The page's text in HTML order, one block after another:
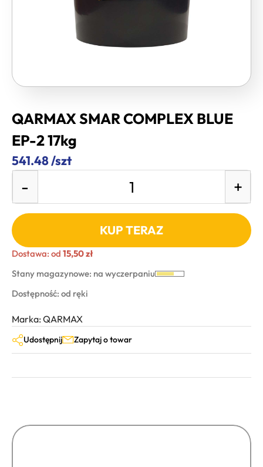
QARMAX SMAR COMPLEX BLUE
EP-2 17kg
541.48 /szt
- +
KUP TERAZ
Dostawa: od 15,50 zł
Stany magazynowe: na wyczerpaniu
Dostępność: od ręki
Marka: QARMAX
Udostępnij Zapytaj o towar